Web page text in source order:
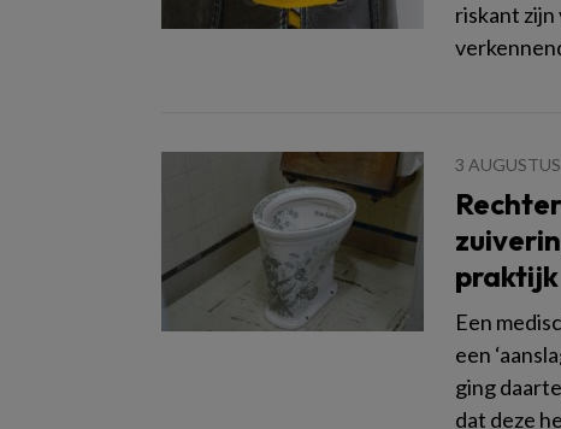
riskant
3
praktijk
Een
een
ging
dat deze